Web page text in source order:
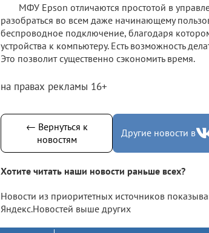
МФУ Epson отличаются простотой в
разобраться во всем даже начинающему
беспроводное подключение, благодаря
устройства к компьютеру. Есть возможность
Это позволит существенно сэкономить время.
на правах рекламы 16+
← Вернуться к
новостям
Другие новости в
Хотите читать наши новости раньше всех?
Новости из приоритетных источников
Яндекс.Новостей выше других